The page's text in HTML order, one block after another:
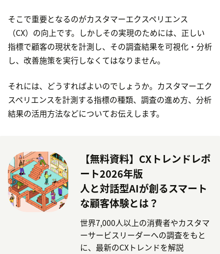
そこで重要となるのがカスタマーエクスペリエンス
（CX）の向上です。しかしその実現のためには、正しい
指標で顧客の現状を計測し、その調査結果を可視化・分析
し、改善施策を実行しなくてはなりません。
それには、どうすればよいのでしょうか。カスタマーエク
スペリエンスを計測する指標の種類、調査の進め方、分析
結果の活用方法などについてお伝えします。
【無料資料】CXトレンドレポ
ート2026年版
人と対話型AIが創るスマート
な顧客体験とは？
世界7,000人以上の消費者やカスタマ
ーサービスリーダーへの調査をもと
に、最新のCXトレンドを解説